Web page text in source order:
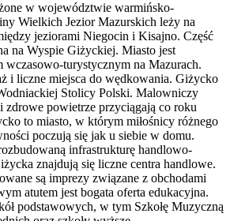
w województwie warmińsko-
Wielkich Jezior Mazurskich leży na
jeziorami Niegocin i Kisajno. Część
na Wyspie Giżyckiej. Miasto jest
wczasowo-turystycznym na Mazurach.
i liczne miejsca do wędkowania. Giżycko
Stolicy Polski. Malowniczy
zdrowe powietrze przyciągają co roku
to miasto, w którym miłośnicy różnego
poczują się jak u siebie w domu.
infrastrukturę handlowo-
znajdują się liczne centra handlowe.
są imprezy związane z obchodami
atutem jest bogata oferta edukacyjna.
podstawowych, w tym Szkołę Muzyczną